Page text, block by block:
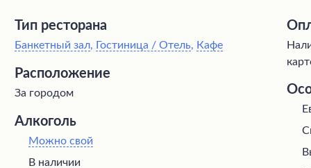
Тип ресторана
Банкетный зал, Гостиница / Отель, Кафе
Расположение
За городом
Алкоголь
Можно свой
В наличии